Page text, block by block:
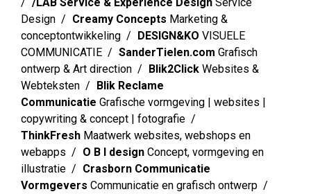
Design
Creamy Concepts Marketing &
conceptontwikkeling
DESIGN&KO VISUELE
COMMUNICATIE
SanderTielen.com Grafisch
ontwerp & Art direction
Blik2Click Websites &
Webteksten
Blik Reclame
Communicatie Grafische vormgeving | websites |
copywriting & concept | fotografie
ThinkFresh Maatwerk websites, webshops en
webapps
O B I design Concept, vormgeving en
illustratie
Crasborn Communicatie
Vormgevers Communicatie en grafisch ontwerp